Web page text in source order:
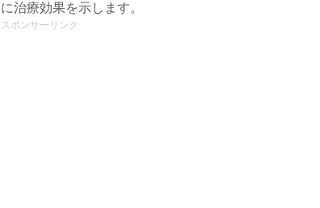
に治療効果を示します。
スポンサーリンク